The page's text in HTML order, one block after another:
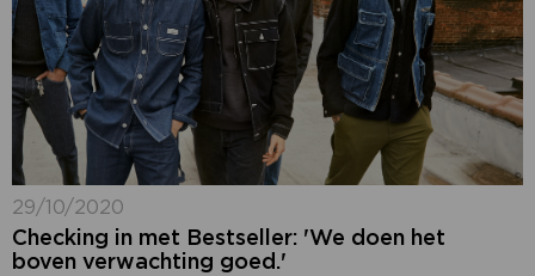
29/10/2020
Checking in met Bestseller: 'We doen het
boven verwachting goed.'